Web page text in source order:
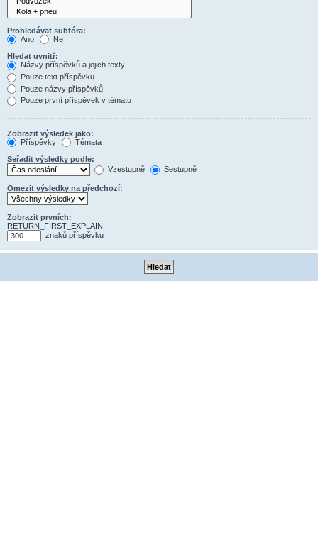
Prohledávat subfóra:
Ano
Ne
Hledat uvnitř:
Názvy příspěvků a jejich texty
Pouze text příspěvku
Pouze názvy příspěvků
Pouze první příspěvek v tématu
Zobrazit výsledek jako:
Příspěvky
Témata
Seřadit výsledky podle:
Vzestupně
Sestupně
Omezit výsledky na předchozí:
Zobrazit prvních:
RETURN_FIRST_EXPLAIN
znaků příspěvku